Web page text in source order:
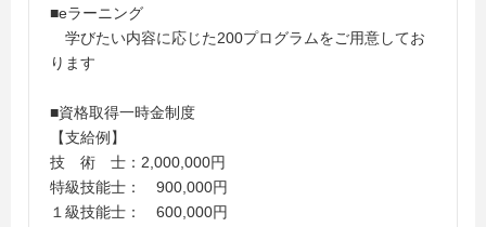
■eラーニング
学びたい内容に応じた200プログラムをご用意してお
ります
■資格取得一時金制度
【支給例】
技 術 士：2,000,000円
特級技能士： 900,000円
１級技能士： 600,000円